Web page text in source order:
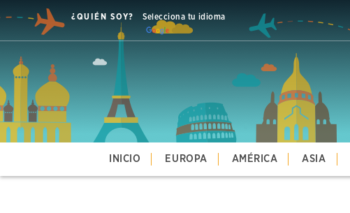
¿QUIÉN SOY? Selecciona tu idioma
INICIO EUROPA AMÉRICA ASIA